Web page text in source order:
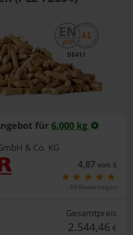
DE411
für 6.000 kg
& Co. KG
4,87von 5
69 Bewertungen
Gesamtpreis
2.544,46 €